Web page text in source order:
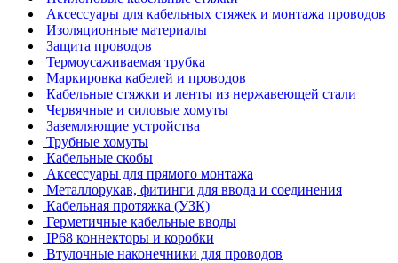
Аксессуары для кабельных стяжек и монтажа проводов
Изоляционные материалы
Защита проводов
Термоусаживаемая трубка
Маркировка кабелей и проводов
Кабельные стяжки и ленты из нержавеющей стали
Червячные и силовые хомуты
Заземляющие устройства
Трубные хомуты
Кабельные скобы
Аксессуары для прямого монтажа
Металлорукав, фитинги для ввода и соединения
Кабельная протяжка (УЗК)
Герметичные кабельные вводы
IP68 коннекторы и коробки
Втулочные наконечники для проводов